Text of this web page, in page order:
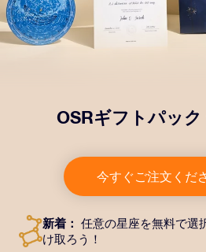
OSRギフトパック
所に送付される美しい封筒とカ
メント、デジタルドキュメント
のアプリを無料で利用できます
今すぐご注文くだ
新着： 任意の星座を無料で選
け取ろう！